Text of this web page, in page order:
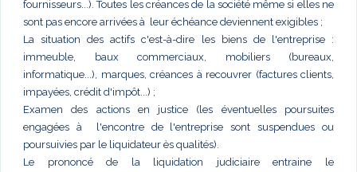
fournisseurs...). Toutes les créances de la société même si elles ne
sont pas encore arrivées à leur échéance deviennent exigibles ;
La situation des actifs c'est-à-dire les biens de l'entreprise :
immeuble, baux commerciaux, mobiliers (bureaux,
informatique...), marques, créances à recouvrer (factures clients,
impayées, crédit d'impôt...) ;
Examen des actions en justice (les éventuelles poursuites
engagées à l'encontre de l'entreprise sont suspendues ou
poursuivies par le liquidateur ès qualités).
Le prononcé de la liquidation judiciaire entraine le